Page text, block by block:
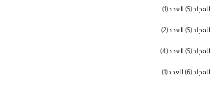
المجلد(5) العدد(1)
المجلد(5) العدد(2)
المجلد(5) العدد(4)
المجلد(6) العدد(1)